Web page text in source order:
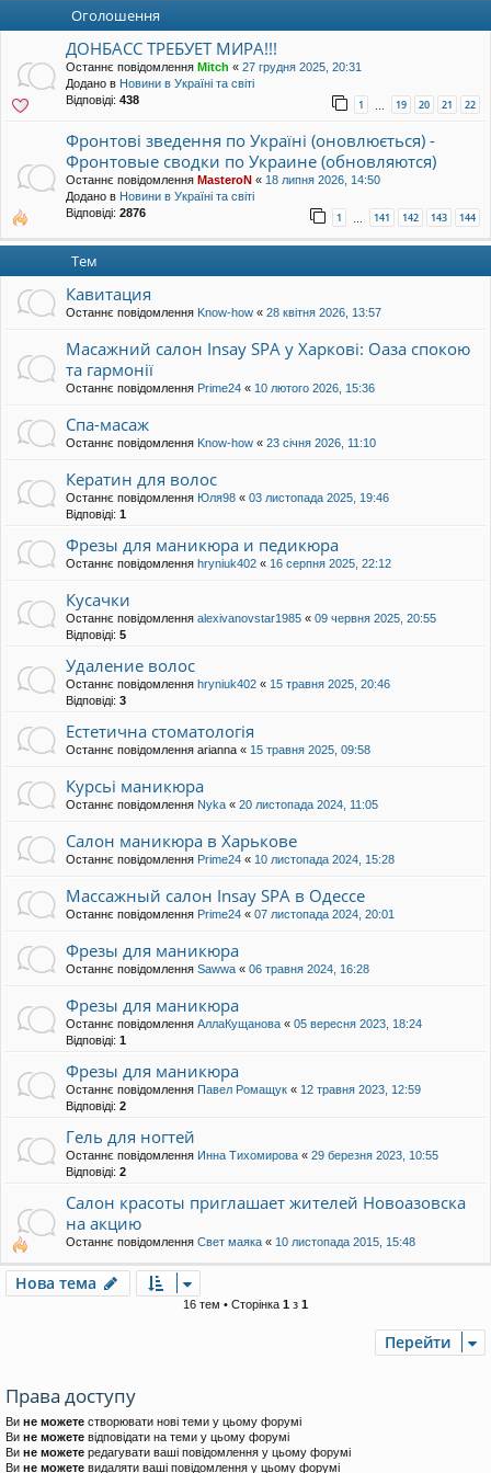
Оголошення
ДОНБАСС ТРЕБУЕТ МИРА!!!
Останнє повідомлення Mitch « 27 грудня 2025, 20:31
Додано в Новини в Україні та світі
Відповіді: 438 1 … 19 20 21 22
Фронтові зведення по Україні (оновлюється) -
Фронтовые сводки по Украине (обновляются)
Останнє повідомлення MasteroN « 18 липня 2026, 14:50
Додано в Новини в Україні та світі
Відповіді: 2876 1 … 141 142 143 144
Тем
Кавитация
Останнє повідомлення Know-how « 28 квітня 2026, 13:57
Масажний салон Insay SPA у Харкові: Оаза спокою
та гармонії
Останнє повідомлення Prime24 « 10 лютого 2026, 15:36
Спа-масаж
Останнє повідомлення Know-how « 23 січня 2026, 11:10
Кератин для волос
Останнє повідомлення Юля98 « 03 листопада 2025, 19:46
Відповіді: 1
Фрезы для маникюра и педикюра
Останнє повідомлення hryniuk402 « 16 серпня 2025, 22:12
Кусачки
Останнє повідомлення alexivanovstar1985 « 09 червня 2025, 20:55
Відповіді: 5
Удаление волос
Останнє повідомлення hryniuk402 « 15 травня 2025, 20:46
Відповіді: 3
Естетична стоматологія
Останнє повідомлення arianna « 15 травня 2025, 09:58
Курсьі маникюра
Останнє повідомлення Nyka « 20 листопада 2024, 11:05
Салон маникюра в Харькове
Останнє повідомлення Prime24 « 10 листопада 2024, 15:28
Массажный салон Insay SPA в Одессе
Останнє повідомлення Prime24 « 07 листопада 2024, 20:01
Фрезы для маникюра
Останнє повідомлення Sawwa « 06 травня 2024, 16:28
Фрезы для маникюра
Останнє повідомлення АллаКущанова « 05 вересня 2023, 18:24
Відповіді: 1
Фрезы для маникюра
Останнє повідомлення Павел Ромащук « 12 травня 2023, 12:59
Відповіді: 2
Гель для ногтей
Останнє повідомлення Инна Тихомирова « 29 березня 2023, 10:55
Відповіді: 2
Салон красоты приглашает жителей Новоазовска
на акцию
Останнє повідомлення Свет маяка « 10 листопада 2015, 15:48
Нова тема
16 тем • Сторінка 1 з 1
Перейти
Права доступу
Ви не можете створювати нові теми у цьому форумі
Ви не можете відповідати на теми у цьому форумі
Ви не можете редагувати ваші повідомлення у цьому форумі
Ви не можете видаляти ваші повідомлення у цьому форумі